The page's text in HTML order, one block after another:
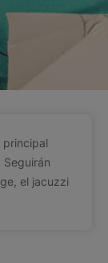
principal
el jacuzzi